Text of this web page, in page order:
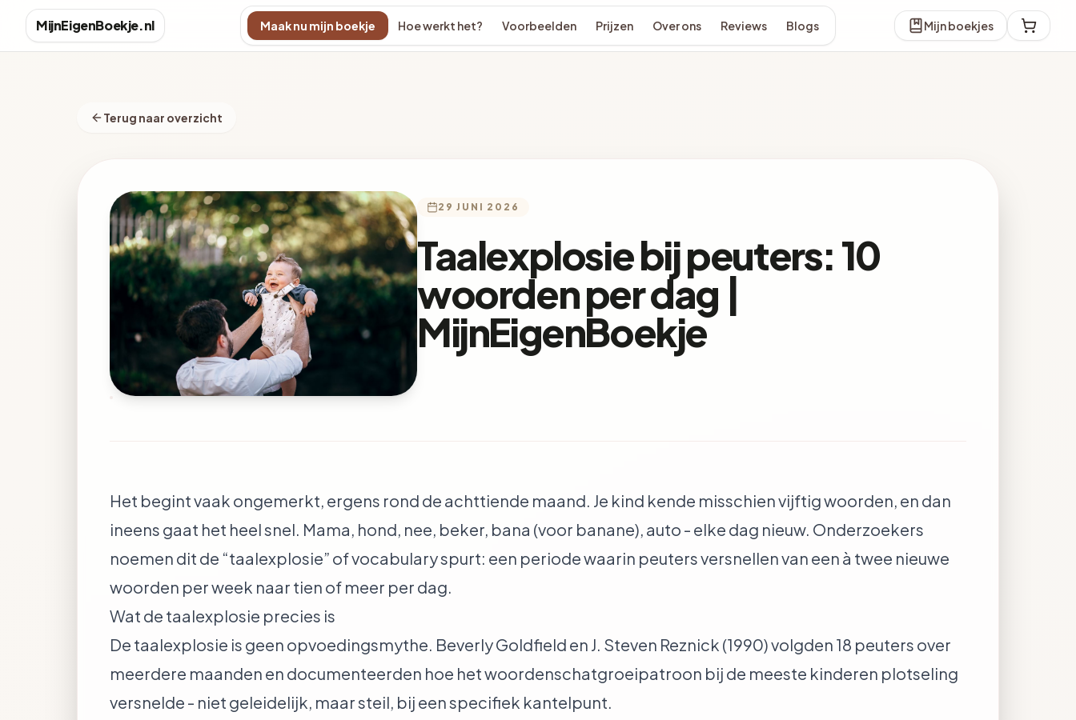
MijnEigenBoekje.nl Maak nu mijn boekje Hoe werkt het? Voorbeelden Prijzen Over ons Reviews Blogs Mijn boekjes
Terug naar overzicht
29 JUNI 2026
Taalexplosie bij peuters: 10
woorden per dag |
MijnEigenBoekje
Het begint vaak ongemerkt, ergens rond de achttiende maand. Je kind kende misschien vijftig woorden, en dan
ineens gaat het heel snel. Mama, hond, nee, beker, bana (voor banane), auto - elke dag nieuw. Onderzoekers
noemen dit de “taalexplosie” of vocabulary spurt: een periode waarin peuters versnellen van een à twee nieuwe
woorden per week naar tien of meer per dag.
Wat de taalexplosie precies is
De taalexplosie is geen opvoedingsmythe. Beverly Goldfield en J. Steven Reznick (1990) volgden 18 peuters over
meerdere maanden en documenteerden hoe het woordenschatgroeipatroon bij de meeste kinderen plotseling
versnelde - niet geleidelijk, maar steil, bij een specifiek kantelpunt.